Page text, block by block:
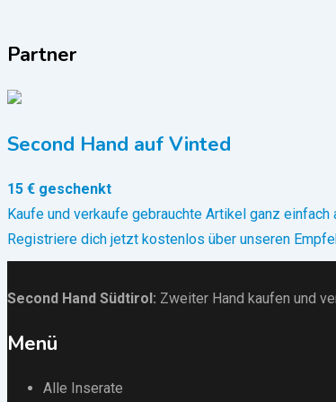
Partner
Second Hand auf Vinted
15 € geschenkt
Kaufe und verkaufe gebrauchte Artikel ganz einfach
Registriere dich jetzt kostenlos über unseren
Second Hand Südtirol : Zweiter Hand kaufen und
Menü
Alle Inserate